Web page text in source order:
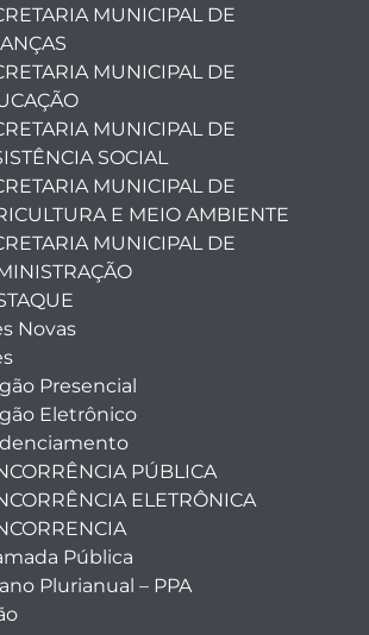
MUNICIPAL DE
MUNICIPAL DE
MUNICIPAL DE
SOCIAL
MUNICIPAL DE
E MEIO AMBIENTE
MUNICIPAL DE
Novas
Presencial
Eletrônico
PÚBLICA
ELETRÔNICA
Pública
Plurianual – PPA